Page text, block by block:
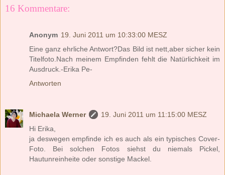
16 Kommentare:
Anonym 19. Juni 2011 um 10:33:00 MESZ
Eine ganz ehrliche Antwort?Das Bild ist nett,aber sicher kein
Titelfoto.Nach meinem Empfinden fehlt die Natürlichkeit im
Ausdruck.-Erika Pe-
Antworten
Michaela Werner
19. Juni 2011 um 11:15:00 MESZ
Hi Erika,
ja deswegen empfinde ich es auch als ein typisches Cover-
Foto. Bei solchen Fotos siehst du niemals Pickel,
Hautunreinheite oder sonstige Mackel.